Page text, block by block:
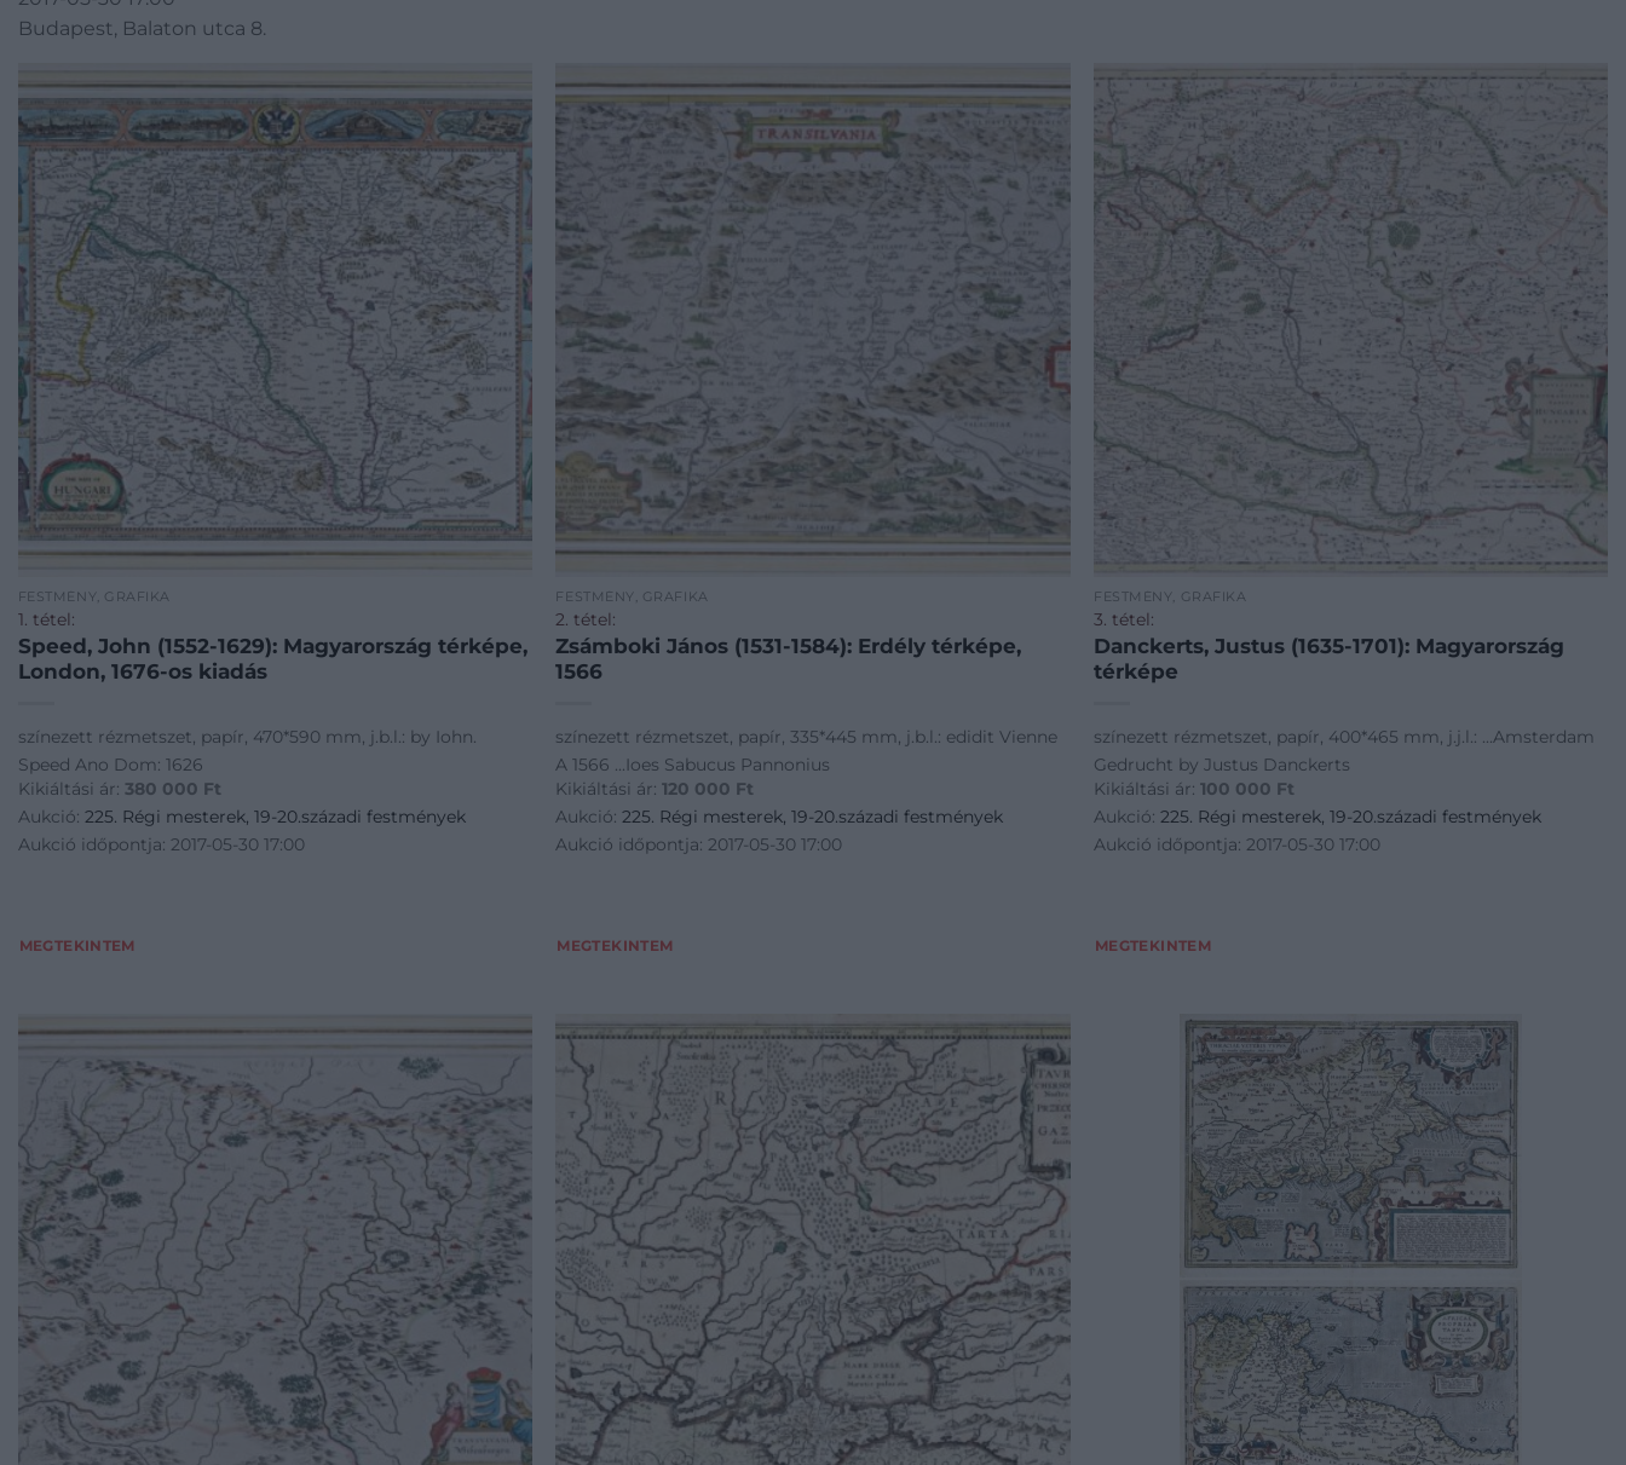
Budapest, Balaton utca 8.
FESTMÉNY, GRAFIKA
1. tétel:
Speed, John (1552-1629): Magyarország térképe,
London, 1676-os kiadás
színezett rézmetszet, papír, 470*590 mm, j.b.l.: by Iohn.
Speed Ano Dom: 1626
Kikiáltási ár: 380 000 Ft
Aukció: 225. Régi mesterek, 19-20.századi festmények
Aukció időpontja: 2017-05-30 17:00
MEGTEKINTEM
FESTMÉNY, GRAFIKA
2. tétel:
Zsámboki János (1531-1584): Erdély térképe,
1566
színezett rézmetszet, papír, 335*445 mm, j.b.l.: edidit Vienne
A 1566 ...Ioes Sabucus Pannonius
Kikiáltási ár:120 000 Ft
Aukció:225. Régi mesterek, 19-20.századi festmények
Aukció időpontja: 2017-05-30 17:00
MEGTEKINTEM
FESTMÉNY, GRAFIKA
3. tétel:
Danckerts, Justus (1635-1701): Magyarország
térképe
színezett rézmetszet, papír, 400*465 mm, j.j.l.: ...Amsterdam
Gedrucht by Justus Danckerts
Kikiáltási ár:100 000 Ft
Aukció:225. Régi mesterek, 19-20.századi festmények
Aukció időpontja: 2017-05-30 17:00
MEGTEKINTEM